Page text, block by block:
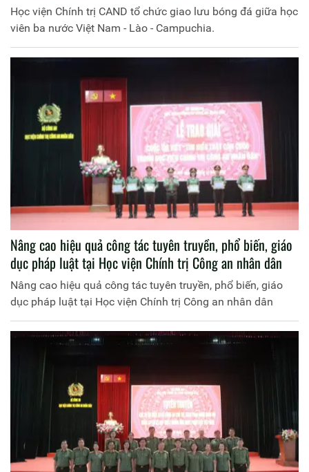
Học viện Chính trị CAND tổ chức giao lưu bóng đá giữa học
viên ba nước Việt Nam - Lào - Campuchia.
Nâng cao hiệu quả công tác tuyên truyền, phổ biến, giáo
dục pháp luật tại Học viện Chính trị Công an nhân dân
Nâng cao hiệu quả công tác tuyên truyền, phổ biến, giáo
dục pháp luật tại Học viện Chính trị Công an nhân dân